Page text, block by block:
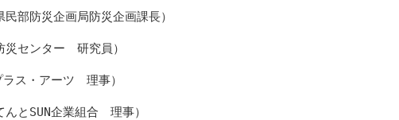
部防災企画局防災企画課長）
センター　研究員）
ス・アーツ　理事）
とSUN企業組合　理事）